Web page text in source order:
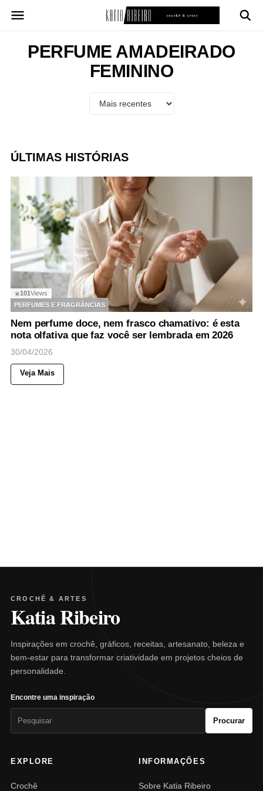
para
conteúdoPERFUME AMADEIRADO
FEMININO
ÚLTIMAS HISTÓRIAS
◉101 Views
PERFUMES E FRAGRÂNCIAS
Nem perfume doce, nem frasco chamativo: é esta
nota olfativa que faz você ser lembrada em 2026
30/04/2026
Veja Mais
CROCHÊ & ARTES
Katia Ribeiro
Inspirações em crochê, gráficos, receitas, artesanato, beleza e
bem-estar para transformar criatividade em projetos cheios de
personalidade.
Encontre uma inspiração
Procurar
EXPLORE
Crochê
INFORMAÇÕES
Sobre Katia Ribeiro